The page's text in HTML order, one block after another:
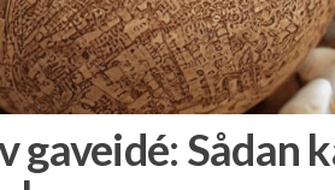
gaveidé: Sådan